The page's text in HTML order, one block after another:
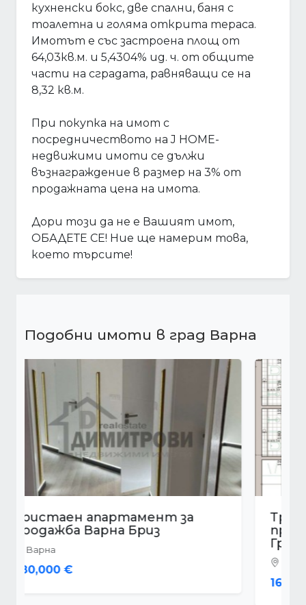
кухненски бокс, две спални, баня с
тоалетна и голяма открита тераса.
Имотът е със застроена площ от
64,03кв.м. и 5,4304% ид. ч. от общите
части на сградата, равняващи се на
8,32 кв.м.
При покупка на имот с
посредничеството на J HOME-
недвижими имоти се дължи
възнаграждение в размер на 3% от
продажната цена на имота.
Дори този да не е Вашият имот,
ОБАДЕТЕ СЕ! Ние ще намерим това,
което търсите!
Подобни имоти в град Варна
Тристаен апартамент за
продажба Варна Кайсиева